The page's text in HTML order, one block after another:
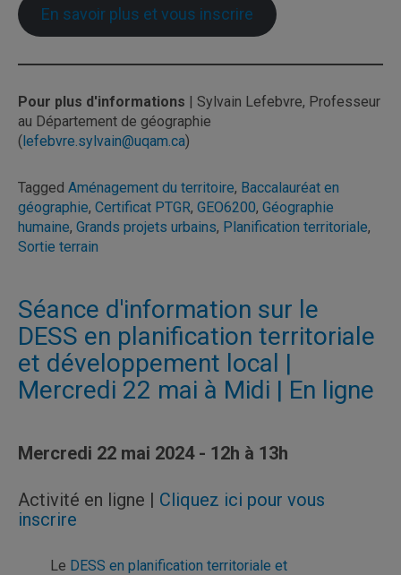
En savoir plus et vous inscrire
Pour plus d'informations | Sylvain Lefebvre, Professeur
au Département de géographie
(lefebvre.sylvain@uqam.ca)
Tagged Aménagement du territoire, Baccalauréat en
géographie, Certificat PTGR, GEO6200, Géographie
humaine, Grands projets urbains, Planification territoriale,
Sortie terrain
Séance d'information sur le
DESS en planification territoriale
et développement local |
Mercredi 22 mai à Midi | En ligne
Mercredi 22 mai 2024 - 12h à 13h
Activité en ligne | Cliquez ici pour vous
inscrire
Le DESS en planification territoriale et